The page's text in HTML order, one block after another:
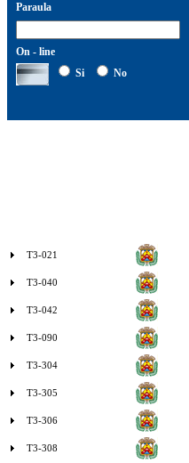
Paraula
On - line
Si
No
T3-021
T3-040
T3-042
T3-090
T3-304
T3-305
T3-306
T3-308